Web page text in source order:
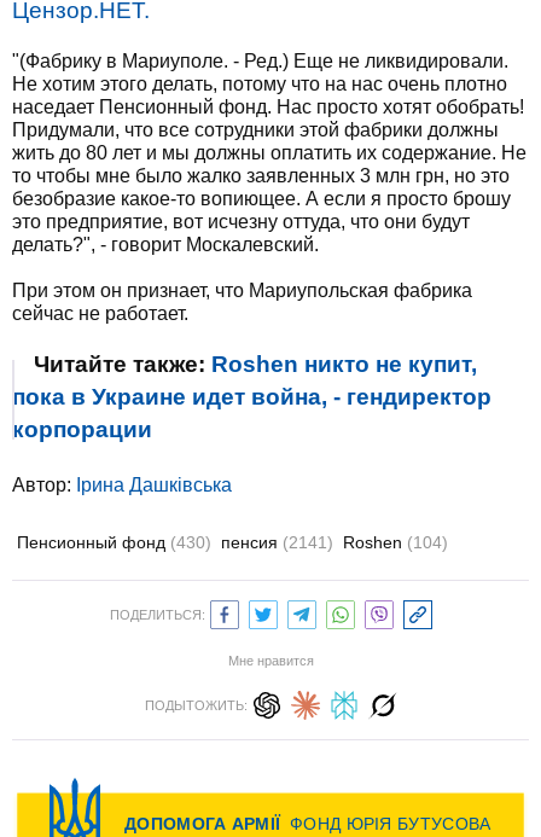
Цензор.НЕТ.
"(Фабрику в Мариуполе. - Ред.) Еще не ликвидировали.
Не хотим этого делать, потому что на нас очень плотно
наседает Пенсионный фонд. Нас просто хотят обобрать!
Придумали, что все сотрудники этой фабрики должны
жить до 80 лет и мы должны оплатить их содержание. Не
то чтобы мне было жалко заявленных 3 млн грн, но это
безобразие какое-то вопиющее. А если я просто брошу
это предприятие, вот исчезну оттуда, что они будут
делать?", - говорит Москалевский.
При этом он признает, что Мариупольская фабрика
сейчас не работает.
Читайте также: Roshen никто не купит,
пока в Украине идет война, - гендиректор
корпорации
Автор: Ірина Дашківська
Пенсионный фонд (430) пенсия (2141) Roshen (104)
ПОДЕЛИТЬСЯ:
Мне нравится
ПОДЫТОЖИТЬ: